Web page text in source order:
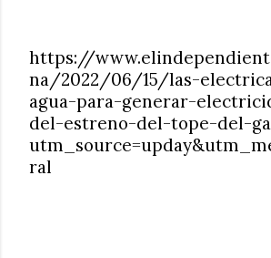
https://
na/2022/06/15/las-
agua-para-generar-
del-estreno-del-tope-del-
ral